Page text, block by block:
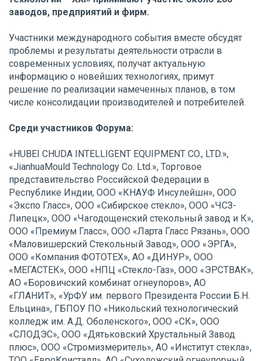
заводов, предприятий и фирм.
Участники международного события вместе обсудят
проблемы и результаты деятельности отрасли в
современных условиях, получат актуальную
информацию о новейших технологиях, примут
решение по реализации намеченных планов, в том
числе консолидации производителей и потребителей.
Среди участников Форума:
«HUBEI CHUDA INTELLIGENT EQUIPMENT CO., LTD.»,
«JianhuaMould Technology Co. Ltd.», Торговое
представительство Российской Федерации в
Республике Индии, ООО «КНАУФ Инсулейшн», ООО
«Экспо Гласс», ООО «Сибирское стекло», ООО «ЧСЗ-
Липецк», ООО «Чагодощенский стекольный завод и К»,
ООО «Премиум Гласс», ООО «Ларта Гласс Рязань», ООО
«Маловишерский Стекольный Завод», ООО «ЭРГА»,
ООО «Компания ФОТОТЕХ», АО «ДИНУР», ООО
«МЕГАСТЕК», ООО «НПЦ «Стекло-Газ», ООО «ЭРСТВАК»,
АО «Боровичский комбинат огнеупоров», АО
«ГЛАНИТ», «УрФУ им. первого Президента России Б.Н.
Ельцина», ГБПОУ ПО «Никольский технологический
колледж им. А.Д. Оболенского», ООО «СК», ООО
«СЛОДЭС», ООО «Дятьковский Хрустальный Завод
плюс», ООО «Стромизмеритель», АО «Институт стекла»,